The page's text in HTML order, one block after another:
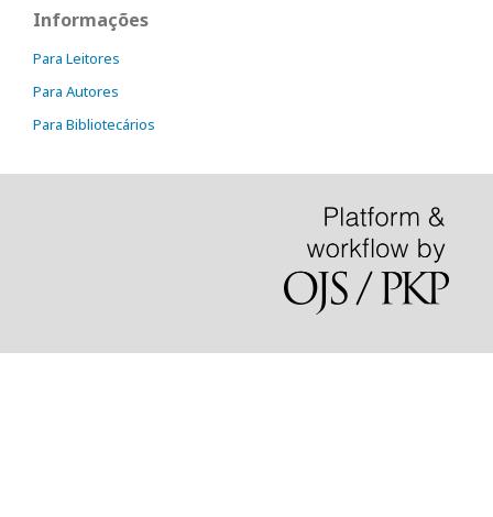
Informações
Para Leitores
Para Autores
Para Bibliotecários